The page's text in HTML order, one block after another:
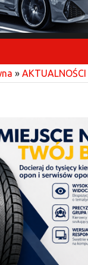
» AKTUALNOŚCI